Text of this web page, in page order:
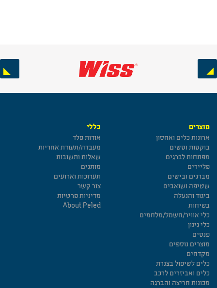
Previous
Next
מוצרים
ארונות כלים ואחסון
בוקסות וסטים
מפתחות לברגים
פליירים
מברגים וביטים
שטיפה ושואבים
ביגוד והנעלה
בטיחות
כלי אוויר/חשמל/מלחמים
כלי גינון
פנסים
מוצרים נוספים
מקדחים
כלים לטיפול בצנרת
כלים ואביזרים לרכב
מכונות חריצה והברגה
כללי
אודות פלד
מעבדה/תעודת אחריות
שאלות ותשובות
מותגים
תערוכות וארועים
צור קשר
מדיניות פרטיות
About Peled